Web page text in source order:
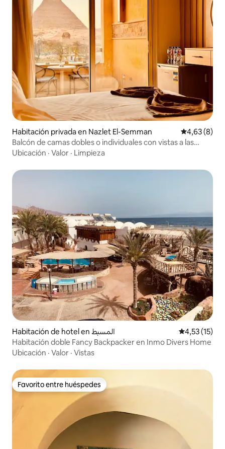
Habitación privada en Nazlet El-Semman Calificación
4,63 (8)
Balcón de camas dobles o individuales con vistas a las
pirámides de Guiza
Ubicación · Valor · Limpieza
Habitación de hotel en المسبط Calificación
4,53 (15)
Habitación doble Fancy Backpacker en Inmo Divers Home
Ubicación · Valor · Vistas
Favorito entre huéspedes
Favorito entre huéspedes